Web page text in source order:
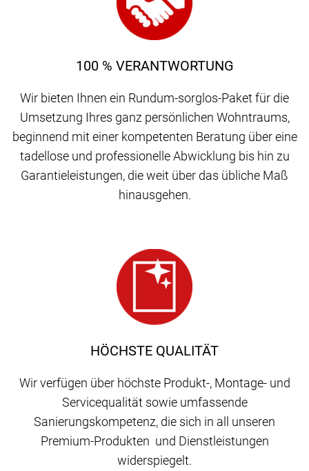
HÖCHSTE QUALITÄT
Wir verfügen über höchste Produkt-, Montage- und
Servicequalität sowie umfassende
Sanierungskompetenz, die sich in all unseren
Premium-Produkten und Dienstleistungen
widerspiegelt.
100 % VERANTWORTUNG
Wir bieten Ihnen ein Rundum-sorglos-Paket für die
Umsetzung Ihres ganz persönlichen Wohntraums,
beginnend mit einer kompetenten Beratung über eine
tadellose und professionelle Abwicklung bis hin zu
Garantieleistungen, die weit über das übliche Maß
hinausgehen.